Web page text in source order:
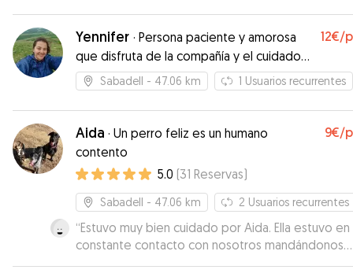
agradecidos”
Yennifer · Persona paciente y amorosa
que disfruta de la compañía y el cuidado
de los animales
12€/
Sabadell - 47.06 km 1 Usuarios recurrentes
Aida · Un perro feliz es un humano
contento
9€/
5.0 (31 Reservas)
Sabadell - 47.06 km 2 Usuarios recurrentes
“Estuvo muy bien cuidado por Aida. Ella estuvo en
constante contacto con nosotros mandándonos
fotos!”